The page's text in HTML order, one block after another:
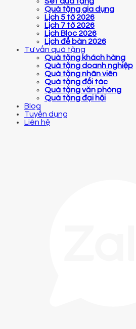
Quà tặng gia dụng
Lịch 5 tờ 2026
Lịch 7 tờ 2026
Lịch Bloc 2026
Lịch để bàn 2026
Tư vấn quà tặng
Quà tặng khách hàng
Quà tặng doanh nghiệp
Quà tặng nhân viên
Quà tặng đối tác
Quà tặng văn phòng
Quà tặng đại hội
Blog
Tuyển dụng
Liên hệ